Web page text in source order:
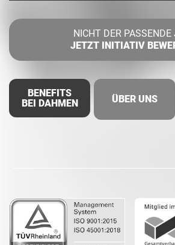
NICHT DER PASSENDE
JETZT INITIATIV
BENEFITS
BEI DAHMEN
ÜBER UNS